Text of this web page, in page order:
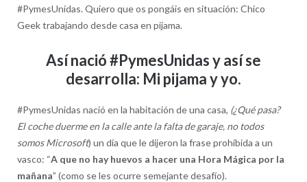
#PymesUnidas. Quiero que os pongáis en situación: Chico
Geek trabajando desde casa en pijama.
Así nació #PymesUnidas y así se
desarrolla: Mi pijama y yo.
#PymesUnidas nació en la habitación de una casa, (¿Qué pasa?
El coche duerme en la calle ante la falta de garaje, no todos
somos Microsoft) un día que le dijeron la frase prohibida a un
vasco: “A que no hay huevos a hacer una Hora Mágica por la
mañana” (como se les ocurre semejante desafío).